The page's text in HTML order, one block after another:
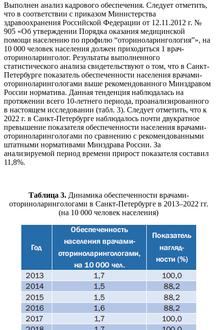
Выполнен анализ кадрового обеспечения. Следует отметить,
что в соответствии с приказом Министерства
здравоохранения Российской Федерации от 12.11.2012 г. №
905 «Об утверждении Порядка оказания медицинской
помощи населению по профилю “оториноларингология”», на
10 000 человек населения должен приходиться 1 врач-
оториноларинголог. Результаты выполненного
статистического анализа свидетельствуют о том, что в Санкт-
Петербурге показатель обеспеченности населения врачами-
оториноларингологами выше рекомендованного Минздравом
России норматива. Данная тенденция наблюдалась на
протяжении всего 10-летнего периода, проанализированного
в настоящем исследовании (табл. 3). Следует отметить, что к
2022 г. в Санкт-Петербурге наблюдалось почти двукратное
превышение показателя обеспеченности населения врачами-
оториноларингологами по сравнению с рекомендованными
штатными нормативами Минздрава России. За
анализируемой период времени прирост показателя составил
11,8%.
Таблица 3. Динамика обеспеченности врачами-
оториноларингологами в Санкт-Петербурге в 2013–2022 гг.
(на 10 000 человек населения)